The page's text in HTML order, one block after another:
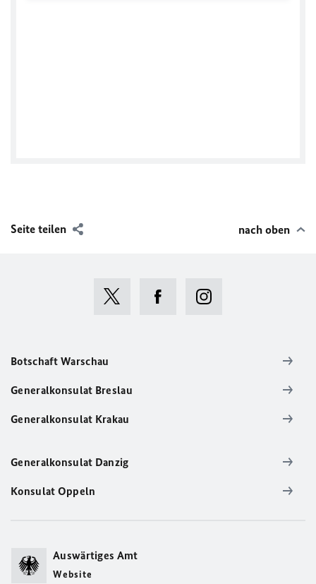
Seite teilen nach oben
Botschaft Warschau
Generalkonsulat Breslau
Generalkonsulat Krakau
Generalkonsulat Danzig
Konsulat Oppeln
Auswärtiges Amt
Website